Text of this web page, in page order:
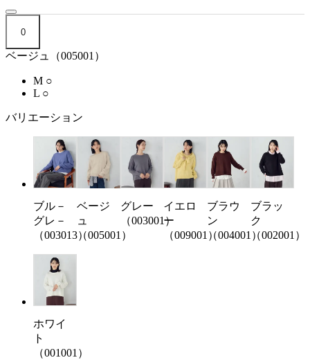
0
ベージュ（005001）
M ○
L ○
バリエーション
ブル－
グレ－
（003013）
ベージ
ュ
（005001）
グレー
（003001）
イエロ
ー
（009001）
ブラウ
ン
（004001）
ブラッ
ク
（002001）
ホワイ
ト
（001001）